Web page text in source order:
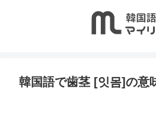
韓国語で歯茎 [잇몸]の意